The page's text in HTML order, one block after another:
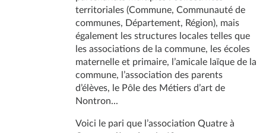
territoriales (Commune, Communauté de
communes, Département, Région), mais
également les structures locales telles que
les associations de la commune, les écoles
maternelle et primaire, l’amicale laïque de la
commune, l’association des parents
d’élèves, le Pôle des Métiers d’art de
Nontron...
Voici le pari que l’association Quatre à